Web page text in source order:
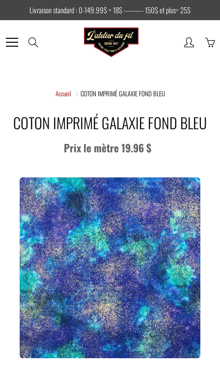
Livraison standard : 0-149.99$ = 18$ ---------- 150$ et plus= 25$
Accueil COTON IMPRIMÉ GALAXIE FOND BLEU
COTON IMPRIMÉ GALAXIE FOND BLEU
Prix le mètre 19.96 $